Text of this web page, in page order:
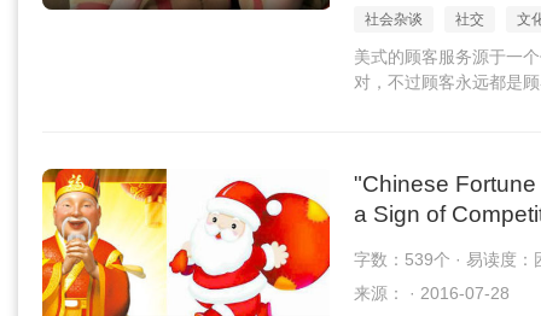
社会杂谈 社交 文
美式的顾客服务源于一
对，不过顾客永远都是
"Chinese
a Sign of
字数：539个 · 易读度：
来源： · 2016-07-28